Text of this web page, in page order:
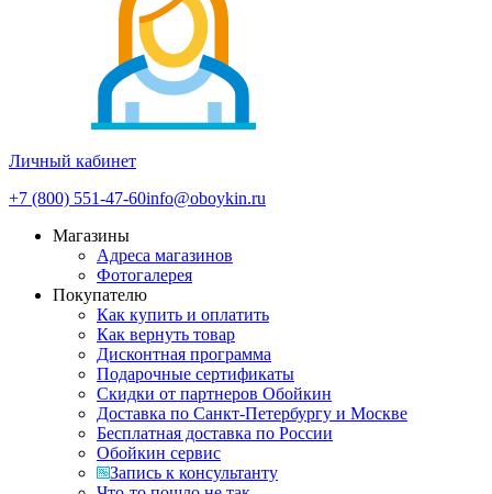
Личный кабинет
+7 (800) 551-47-60info@oboykin.ru
Магазины
Адреса магазинов
Фотогалерея
Покупателю
Как купить и оплатить
Как вернуть товар
Дисконтная программа
Подарочные сертификаты
Скидки от партнеров Обойкин
Доставка по Санкт-Петербургу и Москве
Бесплатная доставка по России
Обойкин сервис
Запись к консультанту